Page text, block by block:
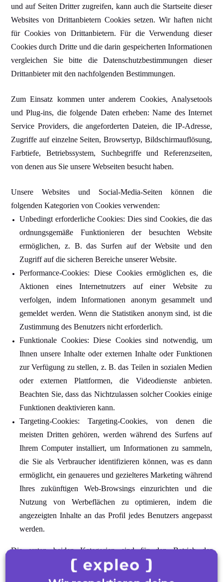
und auf Seiten Dritter zugreifen, kann auch die Startseite dieser
Websites von Drittanbietern Cookies setzen. Wir haften nicht
für Cookies von Drittanbietern. Für die Verwendung dieser
Cookies durch Dritte und die darin gespeicherten Informationen
vergleichen Sie bitte die Datenschutzbestimmungen dieser
Drittanbieter mit den nachfolgenden Bestimmungen.
Zum Einsatz kommen unter anderem Cookies, Analysetools
und Plug-ins, die folgende Daten erheben: Name des Internet
Service Providers, die angeforderten Dateien, die IP-Adresse,
Zugriffe auf einzelne Seiten, Browsertyp, Bildschirmauflösung,
Farbtiefe, Betriebssystem, Suchbegriffe und Referenzseiten,
von denen aus Sie unsere Webseiten besucht haben.
Unsere Websites und Social-Media-Seiten können die
folgenden Kategorien von Cookies verwenden:
Unbedingt erforderliche Cookies: Dies sind Cookies, die das
ordnungsgemäße Funktionieren der besuchten Website
ermöglichen, z. B. das Surfen auf der Website und den
Zugriff auf die sicheren Bereiche unserer Website.
Performance-Cookies: Diese Cookies ermöglichen es, die
Aktionen eines Internetnutzers auf einer Website zu
verfolgen, indem Informationen anonym gesammelt und
gemeldet werden. Wenn die Statistiken anonym sind, ist die
Zustimmung des Benutzers nicht erforderlich.
Funktionale Cookies: Diese Cookies sind notwendig, um
Ihnen unsere Inhalte oder externen Inhalte oder Funktionen
zur Verfügung zu stellen, z. B. das Teilen in sozialen Medien
oder externen Plattformen, die Videodienste anbieten.
Beachten Sie, dass das Nichtzulassen solcher Cookies einige
Funktionen deaktivieren kann.
Targeting-Cookies: Targeting-Cookies, von denen die
meisten Dritten gehören, werden während des Surfens auf
Ihrem Computer installiert, um Informationen zu sammeln,
die Sie als Verbraucher identifizieren können, was es dann
ermöglicht, ein genaueres und gezielteres Marketing während
Ihres zukünftigen Web-Browsings einzurichten und die
Nutzung von Werbeflächen zu optimieren, indem die
angezeigten Inhalte an das Profil jedes Benutzers angepasst
werden.
Die ersten beiden Kategorien sind für den Betrieb der
Funktionen unserer Websites erforderlich und optimieren Ihre
Benutzererfahrung. Cookies, die nicht unbedingt notwendig